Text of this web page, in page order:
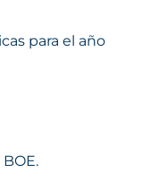
para el año